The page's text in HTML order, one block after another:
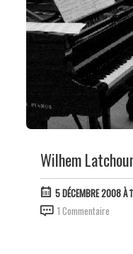
Wilhem
5 DÉCEMBRE 2008 À
1 Commentaire